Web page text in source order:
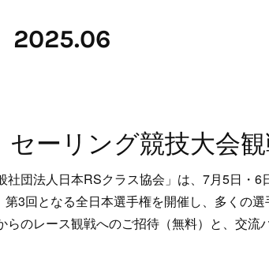
2025.06
団法人日本RSクラス協会」は、7月5日・6
3回となる全日本選手権を開催し、多くの選
らのレース観戦へのご招待（無料）と、交